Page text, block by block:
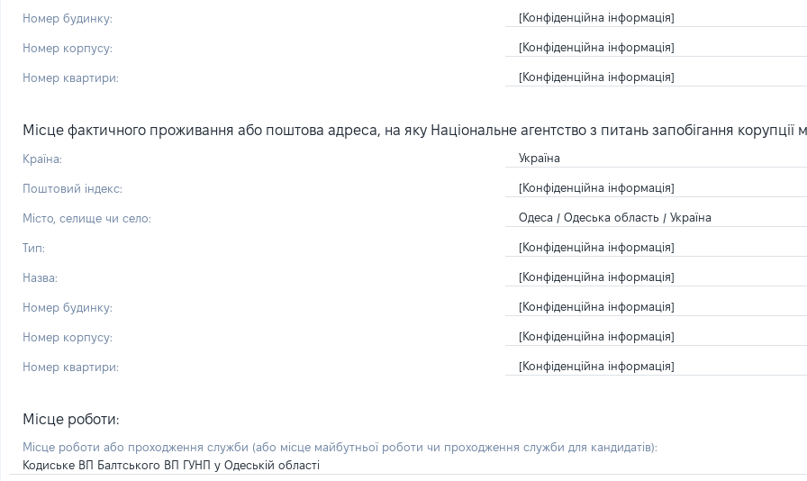
Номер будинку: [Конфіденційна інформація]
Номер корпусу: [Конфіденційна інформація]
Номер квартири: [Конфіденційна інформація]
Місце фактичного проживання або поштова адреса, на яку Національне агентство з питань запобігання
Країна: Україна
Поштовий індекс: [Конфіденційна інформація]
Місто, селище чи село: Одеса / Одеська область / Україна
Тип: [Конфіденційна інформація]
Назва: [Конфіденційна інформація]
Номер будинку: [Конфіденційна інформація]
Номер корпусу: [Конфіденційна інформація]
Номер квартири: [Конфіденційна інформація]
Місце роботи:
Місце роботи або проходження служби (або місце майбутньої роботи чи проходження служби для кандидатів):
Кодиське ВП Балтського ВП ГУНП у Одеській області